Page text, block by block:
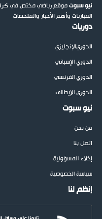
نيو سبوتموقع رياضي مختص في كرة
المباريات وأهم الأخبار والملخصات
دوريات
الدوريالإنجليزي
الدوري الإسباني
الدوري الفرنسي
الدوري الإيطالي
نيو سبوت
من نحن
اتصل بنا
إخلاء المسؤولية
سياسة الخصوصية
إنظم لنا